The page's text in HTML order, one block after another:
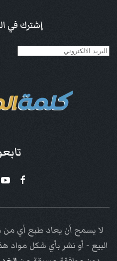
إشترك في
لا يسمح أن يعاد طبع أي من
البيع - أو نشر بأي شكل مواد